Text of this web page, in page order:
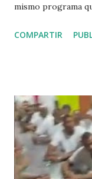
mismo programa
COMPARTIR